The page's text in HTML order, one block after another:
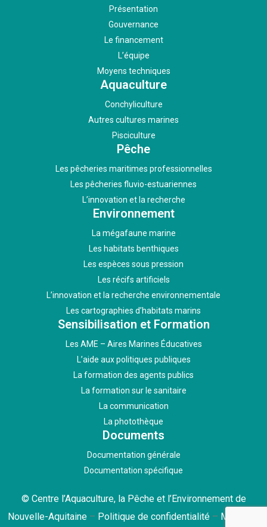
Présentation
Gouvernance
Le financement
L’équipe
Moyens techniques
Aquaculture
Conchyliculture
Autres cultures marines
Pisciculture
Pêche
Les pêcheries maritimes professionnelles
Les pêcheries fluvio-estuariennes
L’innovation et la recherche
Environnement
La mégafaune marine
Les habitats benthiques
Les espèces sous pression
Les récifs artificiels
L’innovation et la recherche environnementale
Les cartographies d’habitats marins
Sensibilisation et Formation
Les AME – Aires Marines Éducatives
L’aide aux politiques publiques
La formation des agents publics
La formation sur le sanitaire
La communication
La photothèque
Documents
Documentation générale
Documentation spécifique
© Centre l’Aquaculture, la Pêche et l’Environnement de
Nouvelle-Aquitaine– Politique de confidentialité– Mentions